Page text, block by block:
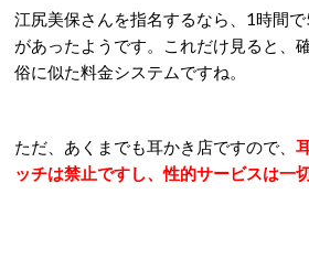
江尻美保さんを指名するなら、1時間
があったようです。これだけ見ると、
俗に似た料金システムですね。
ただ、あくまでも耳かき店ですので、
ッチは禁止ですし、性的サービスは一